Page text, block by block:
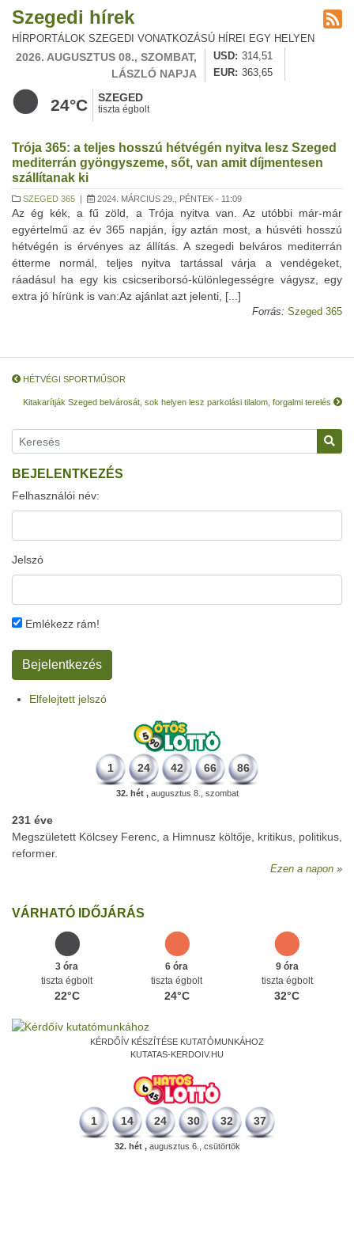
Szegedi hírek
HÍRPORTÁLOK SZEGEDI VONATKOZÁSÚ HÍREI EGY HELYEN
2026. AUGUSZTUS 08., SZOMBAT,
LÁSZLÓ NAPJA
USD
314,51
EUR
363,65
24°C SZEGED
tiszta égbolt
Trója 365: a teljes hosszú hétvégén nyitva lesz Szeged
mediterrán gyöngyszeme, sőt, van amit díjmentesen
szállítanak ki
SZEGED 365 | 2024. MÁRCIUS 29., PÉNTEK - 11:09
Az ég kék, a fű zöld, a Trója nyitva van. Az utóbbi már-már
egyértelmű az év 365 napján, így aztán most, a húsvéti hosszú
hétvégén is érvényes az állítás. A szegedi belváros mediterrán
étterme normál, teljes nyitva tartással várja a vendégeket,
ráadásul ha egy kis csicseriborsó-különlegességre vágysz, egy
extra jó hírünk is van:Az ajánlat azt jelenti, [...]
Forrás: Szeged 365
HÉTVÉGI SPORTMŰSOR
Kitakarítják Szeged belvárosát, sok helyen lesz parkolási tilalom, forgalmi terelés
BEJELENTKEZÉS
Felhasználói név:
Jelszó
Emlékezz rám!
Elfelejtett jelszó
1 24 42 66 86
32. hét ,augusztus 8., szombat
231 éve
Megszületett Kölcsey Ferenc, a Himnusz költője, kritikus, politikus,
reformer.
Ezen a napon
VÁRHATÓ IDŐJÁRÁS
3 óra
tiszta égbolt
22°C
6 óra
tiszta égbolt
24°C
9 óra
tiszta égbolt
32°C
KÉRDŐÍV KÉSZÍTÉSE KUTATÓMUNKÁHOZ
KUTATAS-KERDOIV.HU
1 14 24 30 32 37
32. hét ,augusztus 6., csütörtök